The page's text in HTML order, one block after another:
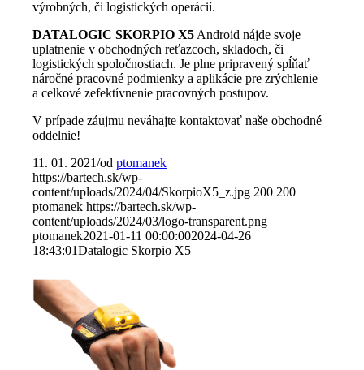
výrobných, či logistických operácií.
DATALOGIC SKORPIO X5 Android nájde svoje
uplatnenie v obchodných reťazcoch, skladoch, či
logistických spoločnostiach. Je plne pripravený spĺňať
náročné pracovné podmienky a aplikácie pre zrýchlenie
a celkové zefektívnenie pracovných postupov.
V prípade záujmu neváhajte kontaktovať naše obchodné
oddelnie!
11. 01. 2021/odptomanek
https://bartech.sk/wp-
content/uploads/2024/04/SkorpioX5_z.jpg 200 200
ptomanek https://bartech.sk/wp-
content/uploads/2024/03/logo-transparent.png
ptomanek2021-01-11 00:00:002024-04-26
18:43:01Datalogic Skorpio X5